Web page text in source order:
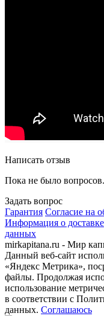
Написать отзыв
Пока не было вопросов.
Задать вопрос
Гарантия Согласие на
Информация о доставке
данных
mirkapitana.ru - Мир
Данный веб-сайт
«Яндекс Метрика»,
файлы. Продолжая
использование
в соответствии с
данных. Соглашаюсь